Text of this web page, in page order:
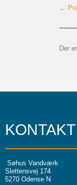
←
Der
KONTAKT
Søhus Vandværk
Slettensvej 174
5270 Odense N